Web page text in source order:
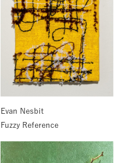
Evan Nesbit
Fuzzy Reference